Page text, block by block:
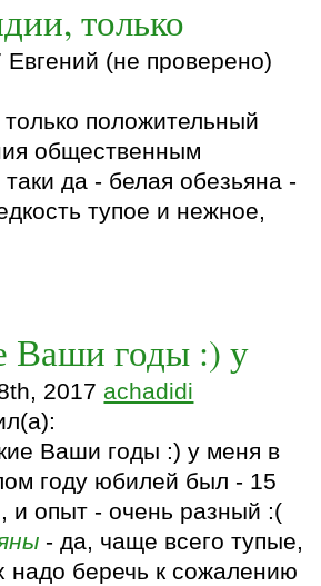
только
(не проверено)
положительный
общественным
да - белая обезьяна -
тупое и нежное,
Ваши годы :) у
2017 achadidi
Ваши годы :) у меня в
году юбилей был - 15
и опыт - очень разный :(
- да, чаще всего тупые,
надо беречь к сожалению